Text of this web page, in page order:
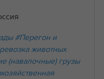
#Перегон и
животных
(навалочные) грузы